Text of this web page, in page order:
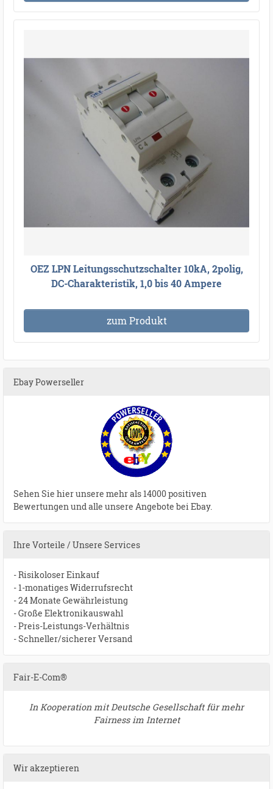
OEZ LPN Leitungsschutzschalter 10kA, 2polig,
DC-Charakteristik, 1,0 bis 40 Ampere
zum Produkt
Ebay Powerseller
Sehen Sie hier unsere mehr als 14000 positiven
Bewertungen und alle unsere Angebote bei Ebay.
Ihre Vorteile / Unsere Services
- Risikoloser Einkauf
- 1-monatiges Widerrufsrecht
- 24 Monate Gewährleistung
- Große Elektronikauswahl
- Preis-Leistungs-Verhältnis
- Schneller/sicherer Versand
Fair-E-Com®
In Kooperation mit Deutsche Gesellschaft für mehr
Fairness im Internet
Wir akzeptieren